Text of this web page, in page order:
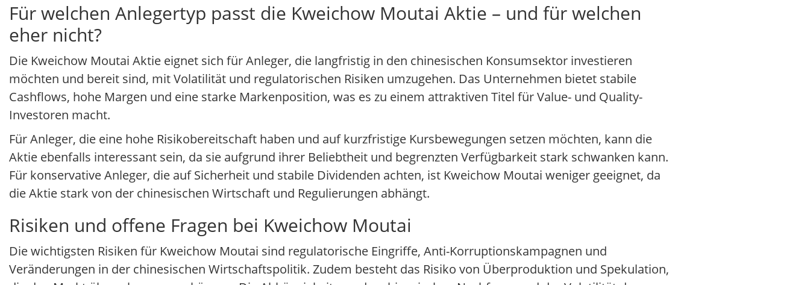
Für welchen Anlegertyp passt die Kweichow Moutai Aktie – und für welchen
eher nicht?
Die Kweichow Moutai Aktie eignet sich für Anleger, die langfristig in den chinesischen Konsumsektor investieren
möchten und bereit sind, mit Volatilität und regulatorischen Risiken umzugehen. Das Unternehmen bietet stabile
Cashflows, hohe Margen und eine starke Markenposition, was es zu einem attraktiven Titel für Value- und Quality-
Investoren macht.
Für Anleger, die eine hohe Risikobereitschaft haben und auf kurzfristige Kursbewegungen setzen möchten, kann die
Aktie ebenfalls interessant sein, da sie aufgrund ihrer Beliebtheit und begrenzten Verfügbarkeit stark schwanken kann.
Für konservative Anleger, die auf Sicherheit und stabile Dividenden achten, ist Kweichow Moutai weniger geeignet, da
die Aktie stark von der chinesischen Wirtschaft und Regulierungen abhängt.
Risiken und offene Fragen bei Kweichow Moutai
Die wichtigsten Risiken für Kweichow Moutai sind regulatorische Eingriffe, Anti-Korruptionskampagnen und
Veränderungen in der chinesischen Wirtschaftspolitik. Zudem besteht das Risiko von Überproduktion und Spekulation,